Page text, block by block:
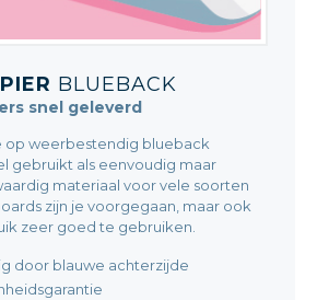
BLUEBACK
snel geleverd
op weerbestendig blueback
gebruikt als eenvoudig maar
materiaal voor vele soorten
zijn je voorgegaan, maar ook
zeer goed te gebruiken.
door blauwe achterzijde